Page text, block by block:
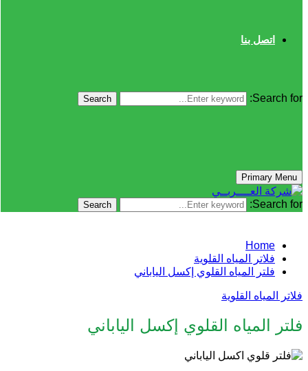
اتصل بنا
Search for:
Search
Primary Menu
Search for:
Search
Home
فلاتر المياه القلوية
فلتر المياه القلوي إكسل الياباني
فلاتر المياه القلوية
فلتر المياه القلوي إكسل الياباني